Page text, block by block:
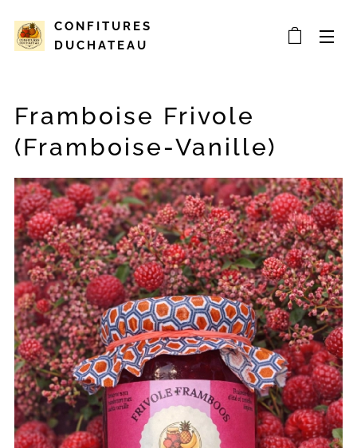
CONFITURES
DUCHATEAU
Framboise Frivole
(Framboise-Vanille)